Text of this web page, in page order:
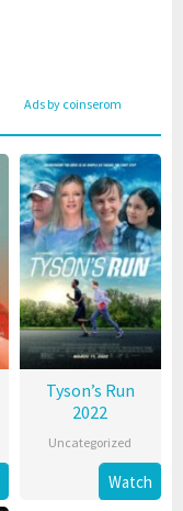
Ads by coinserom
Tyson’s Run
2022
Uncategorized
Watch